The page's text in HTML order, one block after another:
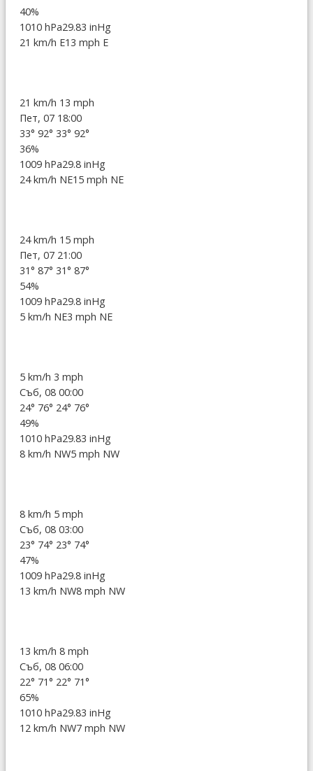
40%
1010 hPa29.83 inHg
21 km/h E13 mph E
21 km/h 13 mph
Пет, 07 18:00
33° 92° 33° 92°
36%
1009 hPa29.8 inHg
24 km/h NE15 mph NE
24 km/h 15 mph
Пет, 07 21:00
31° 87° 31° 87°
54%
1009 hPa29.8 inHg
5 km/h NE3 mph NE
5 km/h 3 mph
Съб, 08 00:00
24° 76° 24° 76°
49%
1010 hPa29.83 inHg
8 km/h NW5 mph NW
8 km/h 5 mph
Съб, 08 03:00
23° 74° 23° 74°
47%
1009 hPa29.8 inHg
13 km/h NW8 mph NW
13 km/h 8 mph
Съб, 08 06:00
22° 71° 22° 71°
65%
1010 hPa29.83 inHg
12 km/h NW7 mph NW